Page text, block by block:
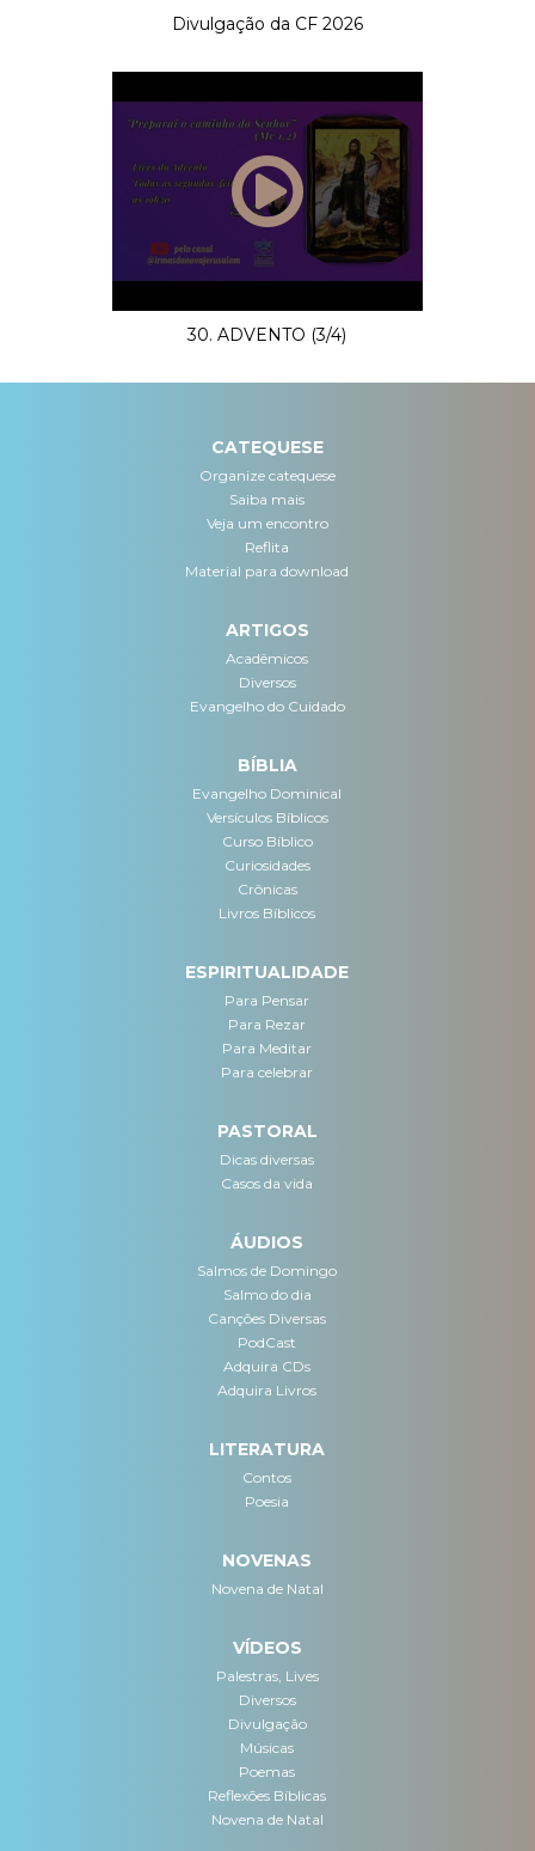
Divulgação da CF 2026
30. ADVENTO (3/4)
CATEQUESE
Organize catequese
Saiba mais
Veja um encontro
Reflita
Material para download
ARTIGOS
Acadêmicos
Diversos
Evangelho do Cuidado
BÍBLIA
Evangelho Dominical
Versículos Bíblicos
Curso Bíblico
Curiosidades
Crônicas
Livros Bíblicos
ESPIRITUALIDADE
Para Pensar
Para Rezar
Para Meditar
Para celebrar
PASTORAL
Dicas diversas
Casos da vida
ÁUDIOS
Salmos de Domingo
Salmo do dia
Canções Diversas
PodCast
Adquira CDs
Adquira Livros
LITERATURA
Contos
Poesia
NOVENAS
Novena de Natal
VÍDEOS
Palestras, Lives
Diversos
Divulgação
Músicas
Poemas
Reflexões Bíblicas
Novena de Natal